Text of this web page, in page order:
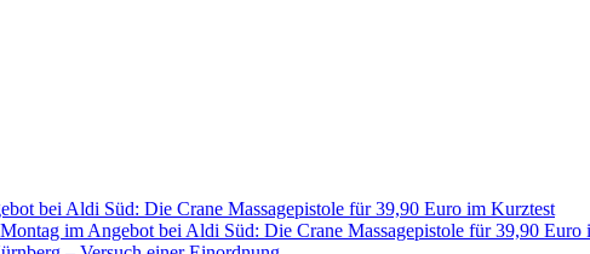
bei Aldi Süd: Die Crane Massagepistole für 39,90 Euro im Kurztest
im Angebot bei Aldi Süd: Die Crane Massagepistole für 39,90 Euro